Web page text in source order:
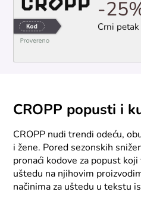
-
Crni
CROPP popusti i
CROPP nudi trendi odeću,
i žene. Pored sezonskih
pronaći kodove za popust
uštedu na njihovim
načinima za uštedu u tekstu